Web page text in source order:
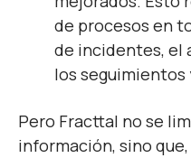
de procesos en
de incidentes, el
los
Pero Fracttal no se
información, sino